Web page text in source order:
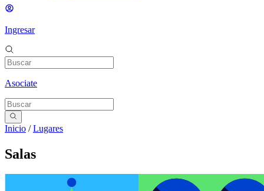
Ingresar
Asociate
Inicio /Lugares
Salas